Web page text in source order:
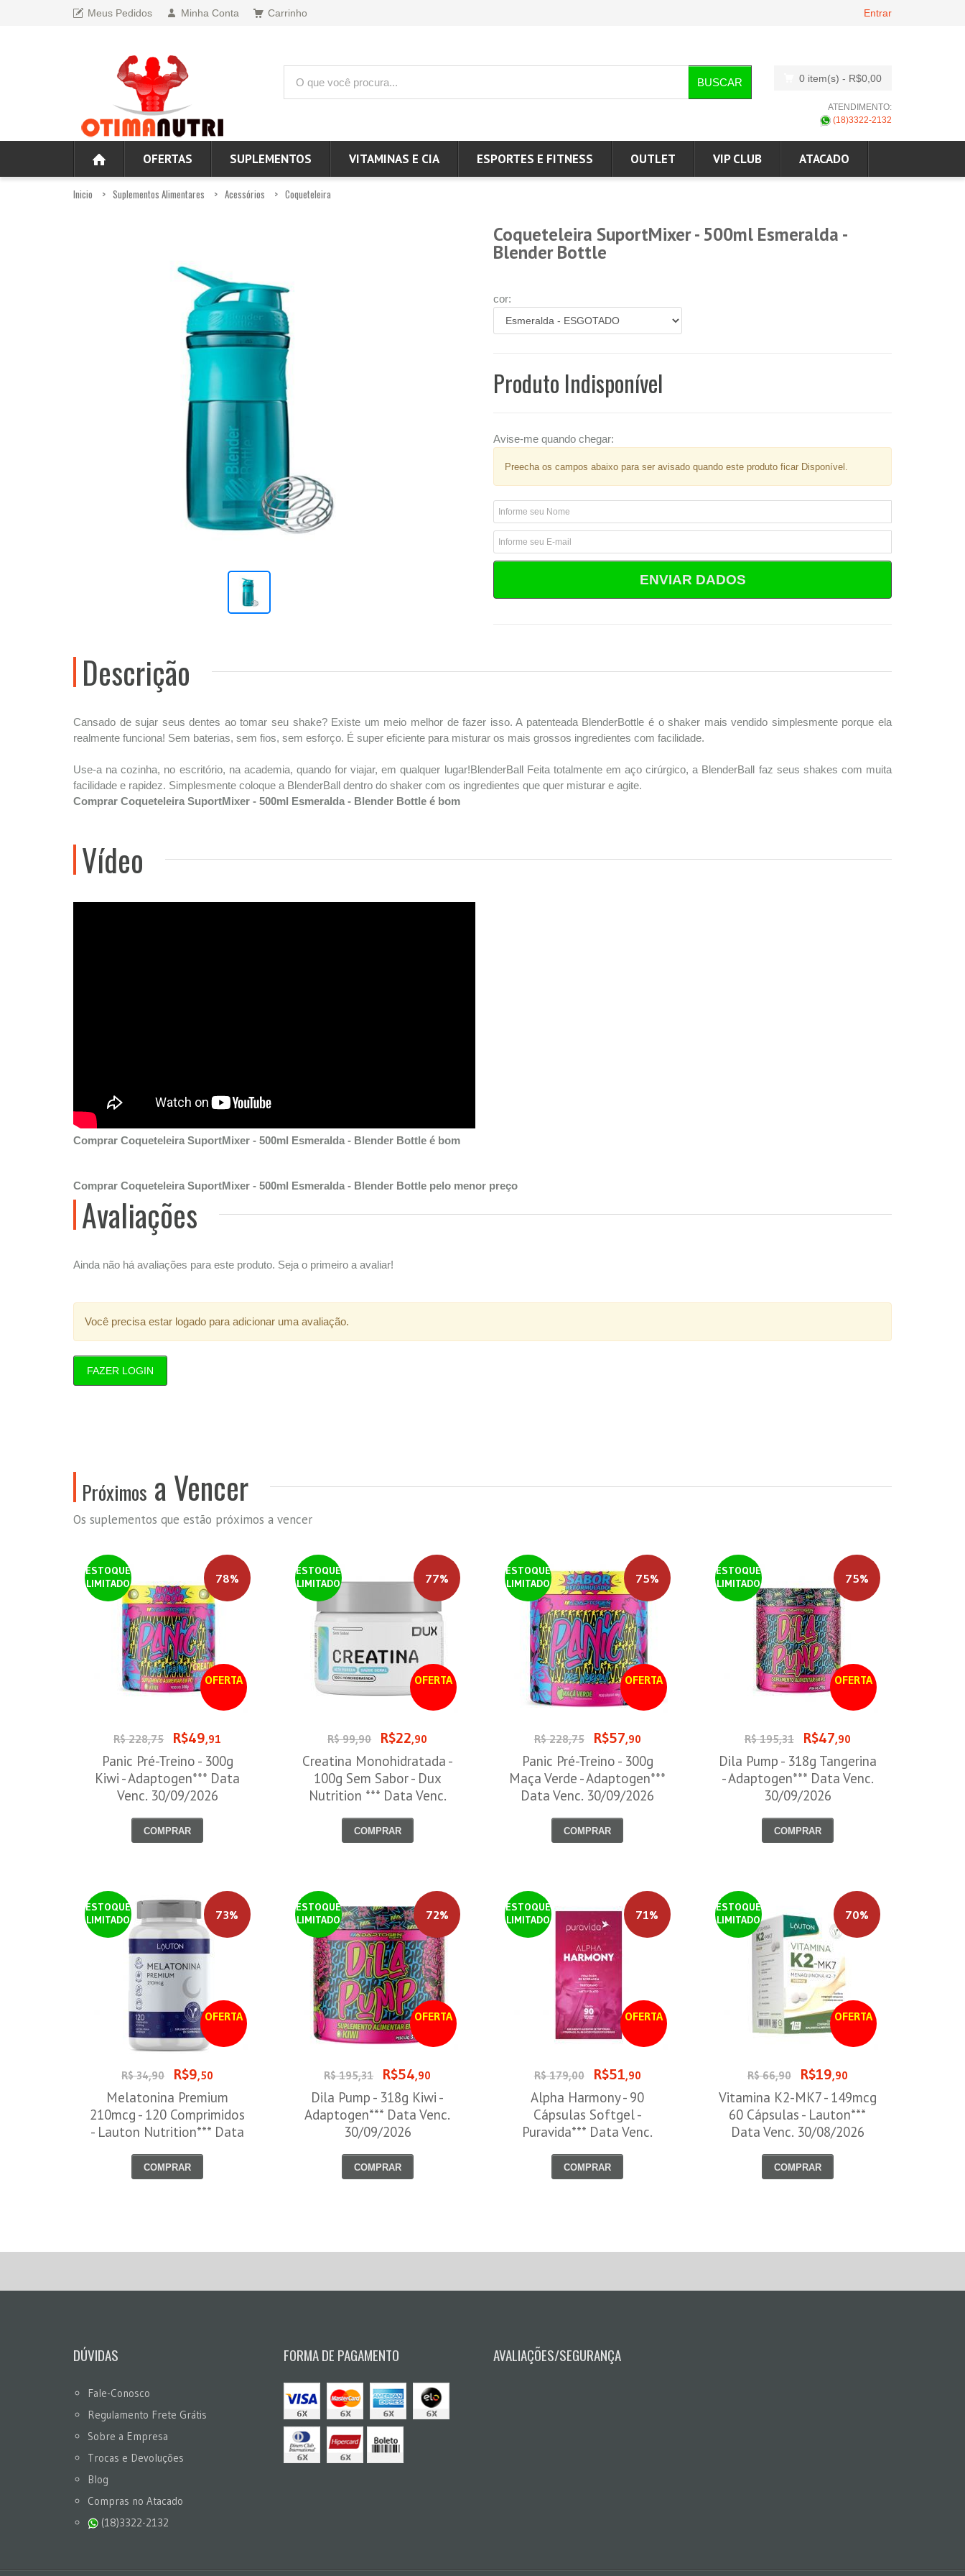
Meus Pedidos Minha Conta Carrinho Entrar
BUSCAR 0 item(s) - R$0,00
ATENDIMENTO:
(18)3322-2132
OFERTAS SUPLEMENTOS VITAMINAS E CIA ESPORTES E FITNESS OUTLET VIP CLUB ATACADO
Inicio Suplementos Alimentares Acessórios Coqueteleira
Coqueteleira SuportMixer - 500ml Esmeralda -
Blender Bottle
cor:
Produto Indisponível
Avise-me quando chegar:
Preecha os campos abaixo para ser avisado quando este produto ficar Disponível.
ENVIAR DADOS
Descrição
Cansado de sujar seus dentes ao tomar seu shake? Existe um meio melhor de fazer isso. A patenteada BlenderBottle é o shaker mais vendido simplesmente porque ela
realmente funciona! Sem baterias, sem fios, sem esforço. É super eficiente para misturar os mais grossos ingredientes com facilidade.
Use-a na cozinha, no escritório, na academia, quando for viajar, em qualquer lugar!BlenderBall Feita totalmente em aço cirúrgico, a BlenderBall faz seus shakes com muita
facilidade e rapidez. Simplesmente coloque a BlenderBall dentro do shaker com os ingredientes que quer misturar e agite.
Comprar Coqueteleira SuportMixer - 500ml Esmeralda - Blender Bottle é bom
Vídeo
Comprar Coqueteleira SuportMixer - 500ml Esmeralda - Blender Bottle é bom
Comprar Coqueteleira SuportMixer - 500ml Esmeralda - Blender Bottle pelo menor preço
Avaliações
Ainda não há avaliações para este produto. Seja o primeiro a avaliar!
Você precisa estar logado para adicionar uma avaliação.
FAZER LOGIN
Próximos a Vencer
Os suplementos que estão próximos a vencer
ESTOQUE
LIMITADO
OFERTA
78%
R$ 228,75 R$49,91
Panic Pré-Treino - 300g
Kiwi - Adaptogen*** Data
Venc. 30/09/2026
COMPRAR
ESTOQUE
LIMITADO
OFERTA
77%
R$ 99,90 R$22,90
Creatina Monohidratada -
100g Sem Sabor - Dux
Nutrition *** Data Venc.
COMPRAR
ESTOQUE
LIMITADO
OFERTA
75%
R$ 228,75 R$57,90
Panic Pré-Treino - 300g
Maça Verde - Adaptogen***
Data Venc. 30/09/2026
COMPRAR
ESTOQUE
LIMITADO
OFERTA
75%
R$ 195,31 R$47,90
Dila Pump - 318g Tangerina
- Adaptogen*** Data Venc.
30/09/2026
COMPRAR
ESTOQUE
LIMITADO
OFERTA
73%
R$ 34,90 R$9,50
Melatonina Premium
210mcg - 120 Comprimidos
- Lauton Nutrition*** Data
COMPRAR
ESTOQUE
LIMITADO
OFERTA
72%
R$ 195,31 R$54,90
Dila Pump - 318g Kiwi -
Adaptogen*** Data Venc.
30/09/2026
COMPRAR
ESTOQUE
LIMITADO
OFERTA
71%
R$ 179,00 R$51,90
Alpha Harmony - 90
Cápsulas Softgel -
Puravida*** Data Venc.
COMPRAR
ESTOQUE
LIMITADO
OFERTA
70%
R$ 66,90 R$19,90
Vitamina K2-MK7 - 149mcg
60 Cápsulas - Lauton***
Data Venc. 30/08/2026
COMPRAR
DÚVIDAS
Fale-Conosco
Regulamento Frete Grátis
Sobre a Empresa
Trocas e Devoluções
Blog
Compras no Atacado
(18)3322-2132
FORMA DE PAGAMENTO AVALIAÇÕES/SEGURANÇA